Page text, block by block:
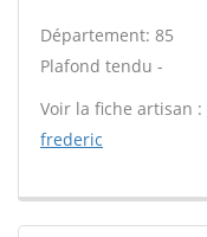
Département: 85
Plafond tendu -
Voir la fiche artisan :
frederic